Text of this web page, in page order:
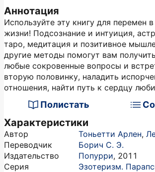
Аннотация
Используйте эту книгу для перемен
жизни! Подсознание и интуиция,
таро, медитация и позитивное
другие методы помогут вам
любые сокровенные вопросы и
вторую половинку, наладить
отношения, найти путь к сердцу
Полистать
Характеристики
Автор Тоньетти Арлен,
Переводчик
Борич С. Э.
Издательство
Попурри, 2011
Серия
Эзотеризм.